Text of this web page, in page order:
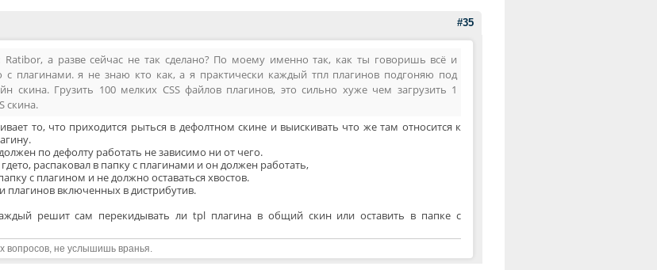
#35
Ratibor, а разве сейчас не так сделано? По моему именно так, как ты говоришь всё и
с плагинами. я не знаю кто как, а я практически каждый тпл плагинов подгоняю под
скина. Грузить 100 мелких CSS файлов плагинов, это сильно хуже чем загрузить 1
скина.
то, что приходится рыться в дефолтном скине и выискивать что же там относится к
по дефолту работать не зависимо ни от чего.
распаковал в папку с плагинами и он должен работать,
с плагином и не должно оставаться хвостов.
плагинов включенных в дистрибутив.
решит сам перекидывать ли tpl плагина в общий скин или оставить в папке с
вопросов, не услышишь вранья.